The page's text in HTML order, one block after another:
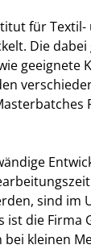
für
Die
sind
die Firma
kleinen